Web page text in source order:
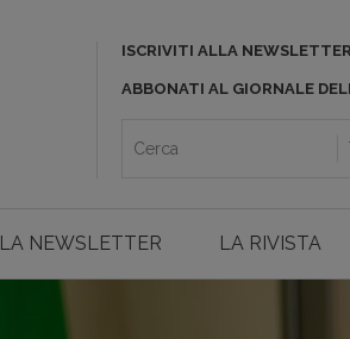
ISCRIVITI ALLA NEWSLETTER
ABBONATI AL GIORNALE
LA NEWSLETTER LA RIVISTA